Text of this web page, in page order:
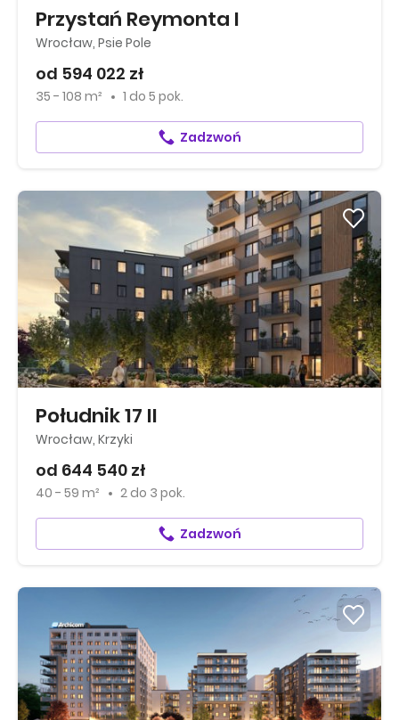
Przystań Reymonta I
Wrocław, Psie Pole
od 594 022 zł
35 - 108 m² 1 do 5 pok.
Zadzwoń
Południk 17 II
Wrocław, Krzyki
od 644 540 zł
40 - 59 m² 2 do 3 pok.
Zadzwoń